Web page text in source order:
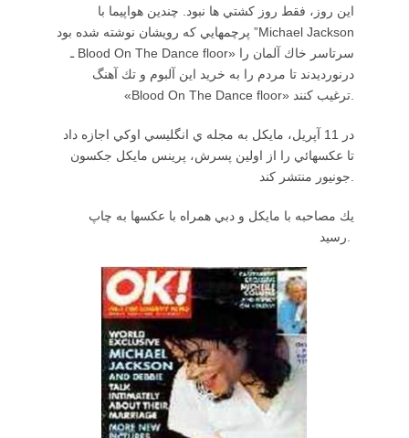
اين روز، فقط روز كشتي ها نبود. چندين هواپيما با
پرچمهايي كه رويشان نوشته شده بود ”Michael Jackson
ـ Blood On The Dance floor» سرتاسر خاك آلمان را
درنورديدند تا مردم را به خريد اين آلبوم و تك آهنگ
در 11 آپريل، مايكل به مجله ي انگليسي اوكي اجازه داد
تا عكسهائي را از اولين پسرش، پرينس مايكل جكسون
يك مصاحبه با مايكل و دبي همراه با عكسها به چاپ